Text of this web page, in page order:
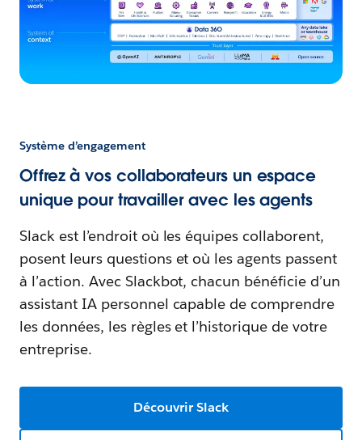
Système d’engagement
Offrez à vos collaborateurs un espace
unique pour travailler avec les agents
Slack est l’endroit où les équipes collaborent,
posent leurs questions et où les agents passent
à l’action. Avec Slackbot, chacun bénéficie d’un
assistant IA personnel capable de comprendre
les données, les règles et l’historique de votre
entreprise.
Découvrir Slack